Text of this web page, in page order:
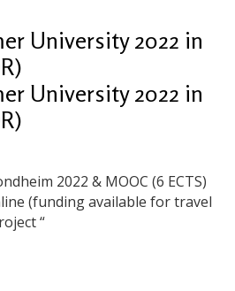
University 2022 in
University 2022 in
2022 & MOOC (6 ECTS)
(funding available for travel
“